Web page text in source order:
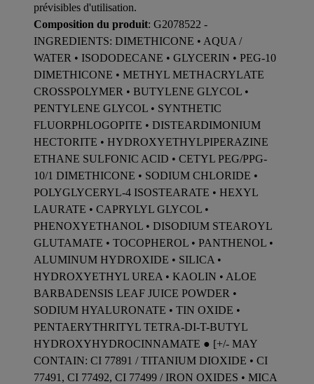
prévisibles d'utilisation.
Composition du produit: G2078522 -
INGREDIENTS: DIMETHICONE • AQUA /
WATER • ISODODECANE • GLYCERIN • PEG-10
DIMETHICONE • METHYL METHACRYLATE
CROSSPOLYMER • BUTYLENE GLYCOL •
PENTYLENE GLYCOL • SYNTHETIC
FLUORPHLOGOPITE • DISTEARDIMONIUM
HECTORITE • HYDROXYETHYLPIPERAZINE
ETHANE SULFONIC ACID • CETYL PEG/PPG-
10/1 DIMETHICONE • SODIUM CHLORIDE •
POLYGLYCERYL-4 ISOSTEARATE • HEXYL
LAURATE • CAPRYLYL GLYCOL •
PHENOXYETHANOL • DISODIUM STEAROYL
GLUTAMATE • TOCOPHEROL • PANTHENOL •
ALUMINUM HYDROXIDE • SILICA •
HYDROXYETHYL UREA • KAOLIN • ALOE
BARBADENSIS LEAF JUICE POWDER •
SODIUM HYALURONATE • TIN OXIDE •
PENTAERYTHRITYL TETRA-DI-T-BUTYL
HYDROXYHYDROCINNAMATE ● [+/- MAY
CONTAIN: CI 77891 / TITANIUM DIOXIDE • CI
77491, CI 77492, CI 77499 / IRON OXIDES • MICA